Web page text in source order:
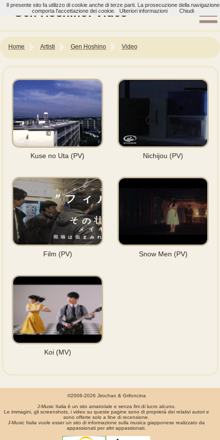
Gen Hoshino: Video
Home Artisti Gen Hoshino Video
Kuse no Uta (PV) Nichijou (PV)
Film (PV) Snow Men (PV)
Koi (MV)
©2006-2026 Jirochan & Grifoncina
J-Music Italia è un sito amatoriale e senza fini di lucro alcuno.
Le immagini, gli screenshots, i video su queste pagine sono di proprietà dei relativi autori e
sono offerte solo a fine di recensione.
J-Music Italia vuole esser un sito di informazione sulla musica giapponese realizzato da
appassionati per altri appassionati.
Il presente sito fa utilizzo di cookie anche di terze parti. La prosecuzione della navigazione
comporta l'accettazione dei cookie.
Ulteriori informazioni Chiudi